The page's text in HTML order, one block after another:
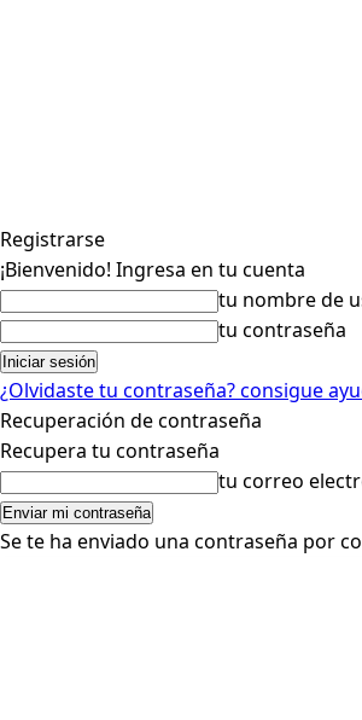
Registrarse
¡Bienvenido! Ingresa en tu cuenta
tu nombre de
tu contraseña
¿Olvidaste tu contraseña? consigue
Recuperación de contraseña
Recupera tu contraseña
tu correo
Se te ha enviado una contraseña por